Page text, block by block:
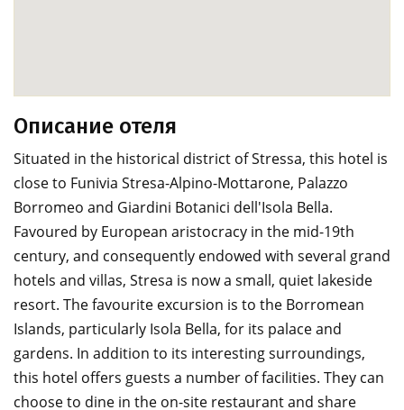
Описание отеля
Situated in the historical district of Stressa, this hotel is
close to Funivia Stresa-Alpino-Mottarone, Palazzo
Borromeo and Giardini Botanici dell'Isola Bella.
Favoured by European aristocracy in the mid-19th
century, and consequently endowed with several grand
hotels and villas, Stresa is now a small, quiet lakeside
resort. The favourite excursion is to the Borromean
Islands, particularly Isola Bella, for its palace and
gardens. In addition to its interesting surroundings,
this hotel offers guests a number of facilities. They can
choose to dine in the on-site restaurant and share